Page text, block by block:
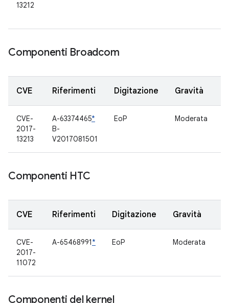
13212
Componenti Broadcom
CVE Riferimenti Digitazione Gravità
CVE-
2017-
13213
A-63374465*
B-
V2017081501
EoP Moderata
Componenti HTC
CVE Riferimenti Digitazione Gravità
CVE-
2017-
11072
A-65468991* EoP Moderata
Componenti del kernel